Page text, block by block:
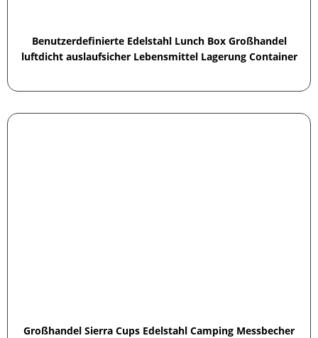
Benutzerdefinierte Edelstahl Lunch Box Großhandel
luftdicht auslaufsicher Lebensmittel Lagerung Container
Großhandel Sierra Cups Edelstahl Camping Messbecher